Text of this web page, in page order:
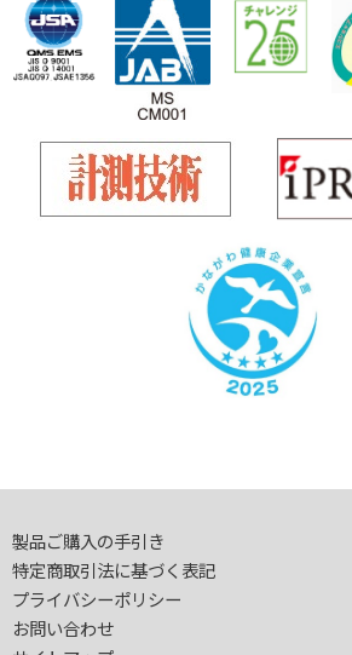
製品ご購入の手引き
特定商取引法に基づく表記
プライバシーポリシー
お問い合わせ